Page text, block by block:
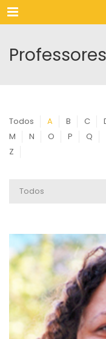
Menu
Professores
Todos A B C
M
N O P Q
Z